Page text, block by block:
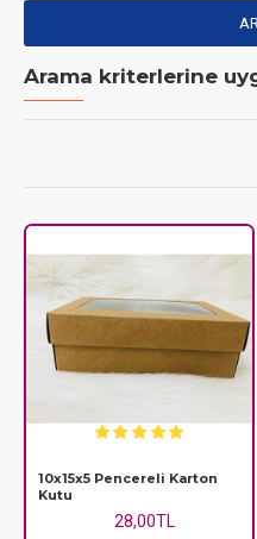
Arama kriterlerine
10x15x5 Pencereli Karton
Kutu
28,00TL